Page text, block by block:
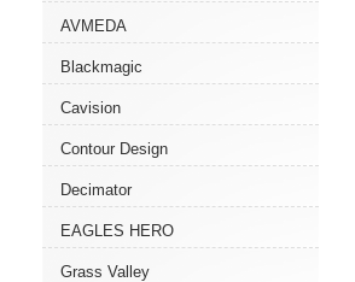
AVMEDA
Blackmagic
Cavision
Contour Design
Decimator
EAGLES HERO
Grass Valley